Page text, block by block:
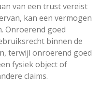
​​van een trust vereist
kan een vermogen
Onroerend goed
binnen de
terwijl onroerend goed
fysiek object of
claims.